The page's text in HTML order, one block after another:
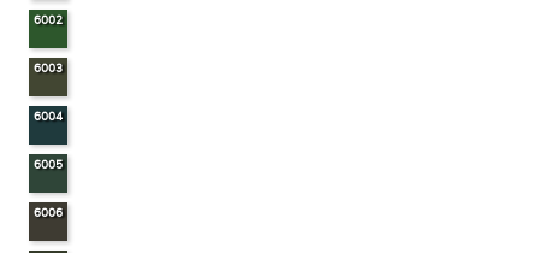
6002
6003
6004
6005
6006